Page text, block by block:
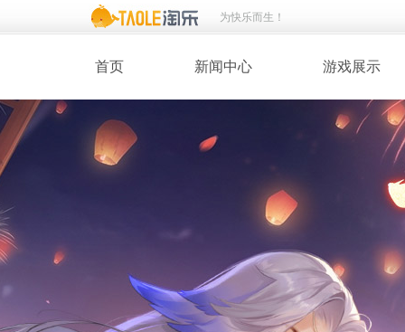
为快乐而生！
首页 新闻中心 游戏展示
· 维护公告
· 桃花美人